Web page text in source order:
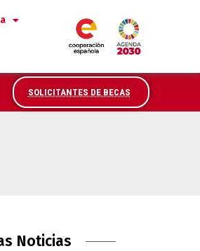
SOLICITANTES DE BECAS
Noticias